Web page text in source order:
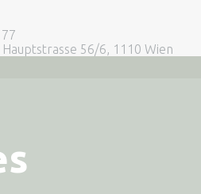
56/6, 1110 Wien